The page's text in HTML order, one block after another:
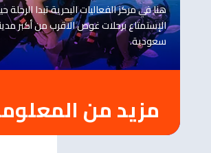
هنا في مركز الفعاليات البحرية تبدا
الإستمتاع برحلات غوص الاقرب من أكبر
سعودية.
مزيد من